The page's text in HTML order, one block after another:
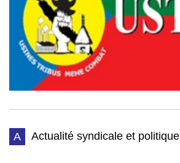
A Actualité syndicale et politique